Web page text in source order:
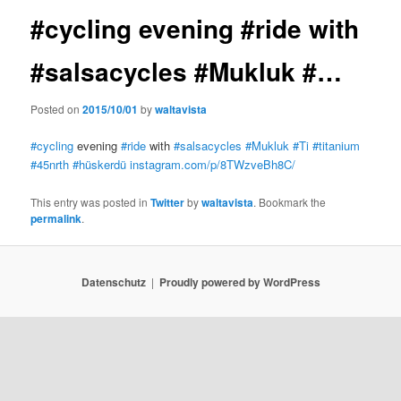
#cycling evening #ride with
#salsacycles #Mukluk #…
Posted on2015/10/01 bywaltavista
#cycling evening#ride with#salsacycles #Mukluk #Ti #titanium
#45nrth #hüskerdü instagram.com/p/8TWzveBh8C/
This entry was posted inTwitterbywaltavista. Bookmark the
permalink.
Datenschutz Proudly powered by WordPress